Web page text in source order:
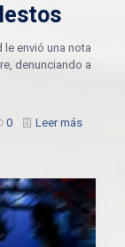
envió una nota
denunciando a
0 Leer más